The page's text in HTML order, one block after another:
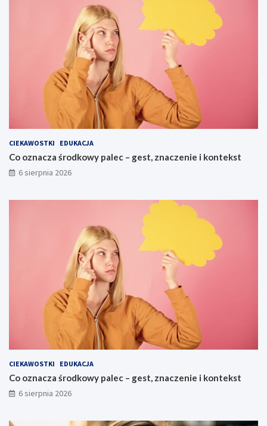
CIEKAWOSTKI EDUKACJA
Co oznacza środkowy palec – gest, znaczenie i kontekst
6 sierpnia 2026
CIEKAWOSTKI EDUKACJA
Co oznacza środkowy palec – gest, znaczenie i kontekst
6 sierpnia 2026